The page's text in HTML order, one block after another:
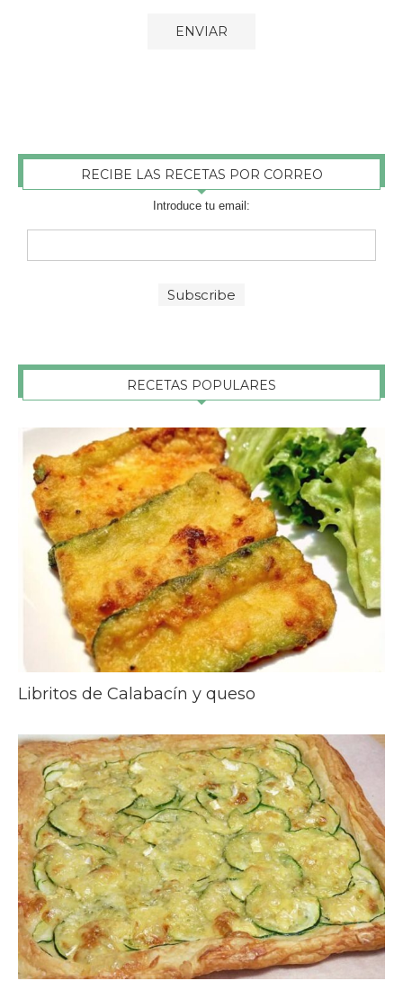
RECIBE LAS RECETAS POR CORREO
Introduce tu email:
RECETAS POPULARES
Libritos de Calabacín y queso